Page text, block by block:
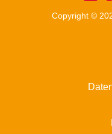
Copyright ©